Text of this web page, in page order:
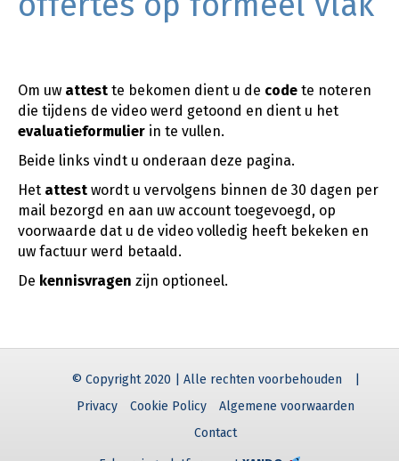
Om uw attest te bekomen dient u de code te noteren
die tijdens de video werd getoond en dient u het
evaluatieformulier in te vullen.
Beide links vindt u onderaan deze pagina.
Het attest wordt u vervolgens binnen de 30 dagen per
mail bezorgd en aan uw account toegevoegd, op
voorwaarde dat u de video volledig heeft bekeken en
uw factuur werd betaald.
De kennisvragen zijn optioneel.
© Copyright 2020 | Alle rechten voorbehouden
Privacy
Cookie Policy
Algemene voorwaarden
Contact